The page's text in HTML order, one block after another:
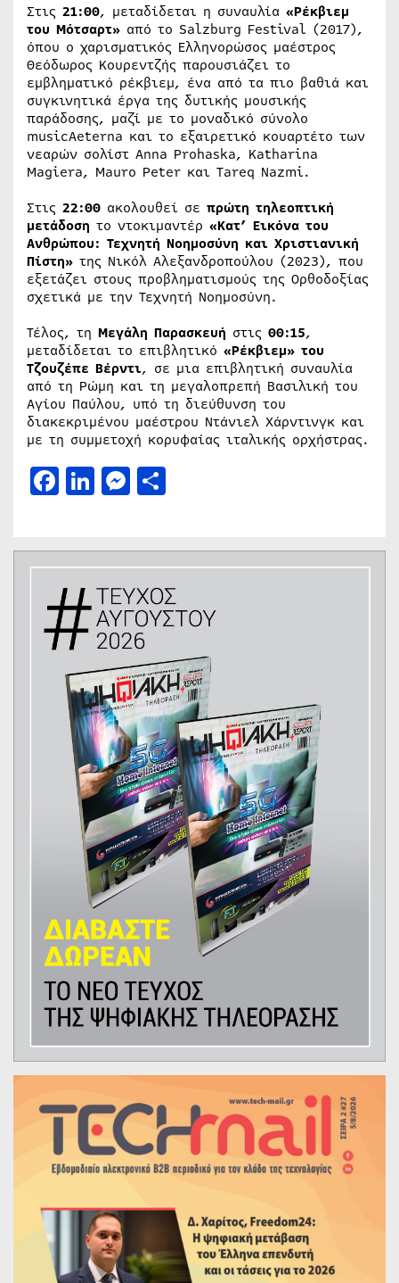
Στις 21:00, μεταδίδεται η συναυλία «Ρέκβιεμ
του Μότσαρτ» από το Salzburg Festival (2017),
όπου ο χαρισματικός Ελληνορώσος μαέστρος
Θεόδωρος Κουρεντζής παρουσιάζει το
εμβληματικό ρέκβιεμ, ένα από τα πιο βαθιά και
συγκινητικά έργα της δυτικής μουσικής
παράδοσης, μαζί με το μοναδικό σύνολο
musicAeterna και το εξαιρετικό κουαρτέτο των
νεαρών σολίστ Anna Prohaska, Katharina
Magiera, Mauro Peter και Tareq Nazmi.
Στις 22:00 ακολουθεί σε πρώτη τηλεοπτική
μετάδοση το ντοκιμαντέρ «Κατ’ Εικόνα του
Ανθρώπου: Τεχνητή Νοημοσύνη και Χριστιανική
Πίστη» της Νικόλ Αλεξανδροπούλου (2023), που
εξετάζει στους προβληματισμούς της Ορθοδοξίας
σχετικά με την Τεχνητή Νοημοσύνη.
Τέλος, τη Μεγάλη Παρασκευή στις 00:15,
μεταδίδεται το επιβλητικό «Ρέκβιεμ» του
Τζουζέπε Βέρντι, σε μια επιβλητική συναυλία
από τη Ρώμη και τη μεγαλοπρεπή Βασιλική του
Αγίου Παύλου, υπό τη διεύθυνση του
διακεκριμένου μαέστρου Ντάνιελ Χάρντινγκ και
με τη συμμετοχή κορυφαίας ιταλικής ορχήστρας.
Facebook
LinkedIn
Messenger